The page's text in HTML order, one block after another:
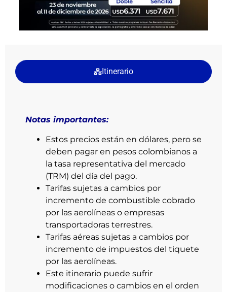
Itinerario
Notas importantes:
Estos precios están en dólares, pero se
deben pagar en pesos colombianos a
la tasa representativa del mercado
(TRM) del día del pago.
Tarifas sujetas a cambios por
incremento de combustible cobrado
por las aerolíneas o empresas
transportadoras terrestres.
Tarifas aéreas sujetas a cambios por
incremento de impuestos del tiquete
por las aerolíneas.
Este itinerario puede sufrir
modificaciones o cambios en el orden